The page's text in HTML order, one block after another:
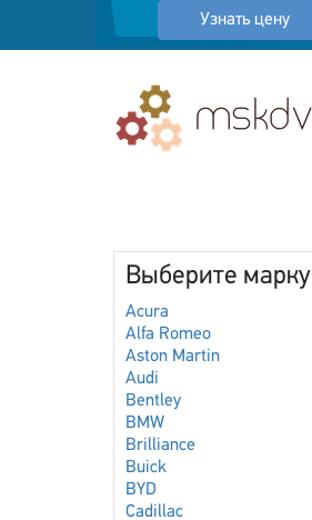
Узнать цену
Выберите марку
Acura
Alfa Romeo
Aston Martin
Audi
Bentley
BMW
Brilliance
Buick
BYD
Cadillac